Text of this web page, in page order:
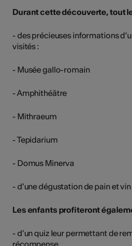
Durant cette découverte, tout
- des précieuses informations
visités :
- Musée gallo-romain
- Amphithéâtre
- Mithraeum
- Tepidarium
- Domus Minerva
- d’une dégustation de pain et
Les enfants profiteront
- d’un quiz leur permettant de
récompense